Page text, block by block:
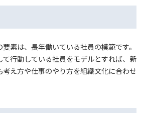
素は、長年働いている社員の模範です。
行動している社員をモデルとすれば、新
考え方や仕事のやり方を組織文化に合わせ